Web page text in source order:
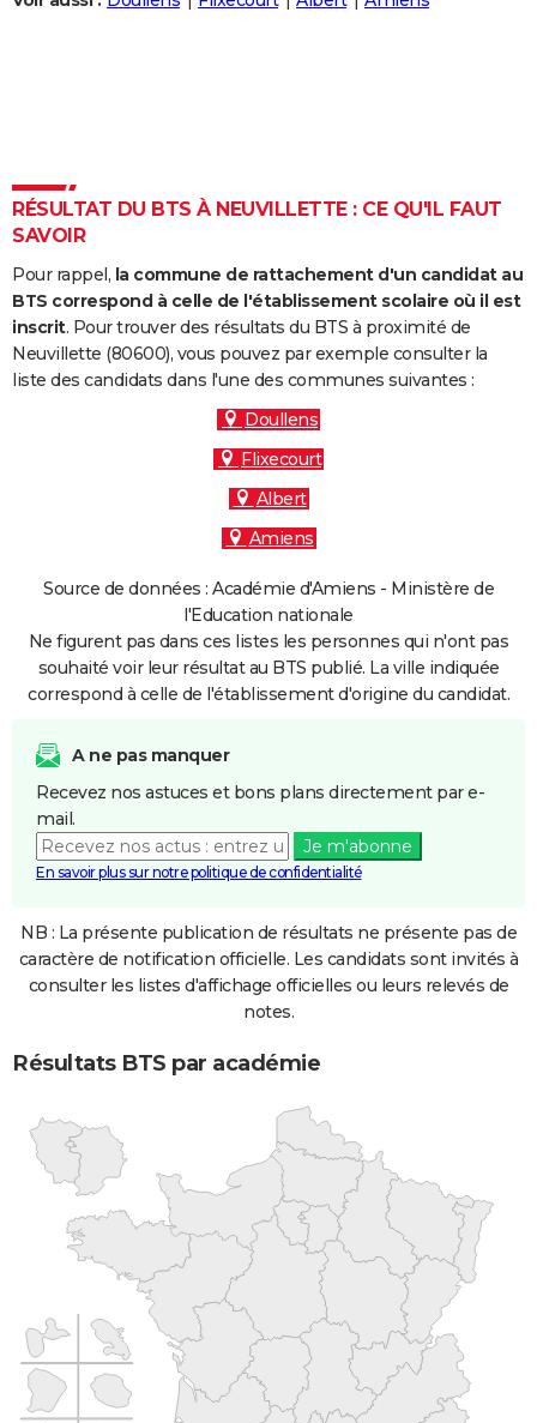
Carte de Noël
Carte Bonne année
Carte Saint-Valentin
Carte Pâques
Carte d'anniversaire
Dictionnaire
Biographies
Citations
Expressions
Proverbes
PROGRAMME TV
COPAINS D'AVANT
S'inscrire
Se connecter
Lycées
Collèges
Primaires
Universités
Entreprises
Service militaire
Avis de recherche
AVIS DE DÉCÈS
RÉSULTAT DU BTS À NEUVILLETTE : CE QU'IL FAUT
SAVOIR
Pour rappel, la commune de rattachement d'un candidat au
BTS correspond à celle de l'établissement scolaire où il est
inscrit. Pour trouver des résultats du BTS à proximité de
Neuvillette (80600), vous pouvez par exemple consulter la
liste des candidats dans l'une des communes suivantes :
Doullens
Flixecourt
Albert
Amiens
Source de données : Académie d'Amiens - Ministère de
l'Education nationale
Ne figurent pas dans ces listes les personnes qui n'ont pas
souhaité voir leur résultat au BTS publié. La ville indiquée
correspond à celle de l'établissement d'origine du candidat.
A ne pas manquer
Recevez nos astuces et bons plans directement par e-
mail.
Je m'abonne
En savoir plus sur notre politique de confidentialité
NB : La présente publication de résultats ne présente pas de
caractère de notification officielle. Les candidats sont invités à
consulter les listes d'affichage officielles ou leurs relevés de
notes.
Résultats BTS par académie